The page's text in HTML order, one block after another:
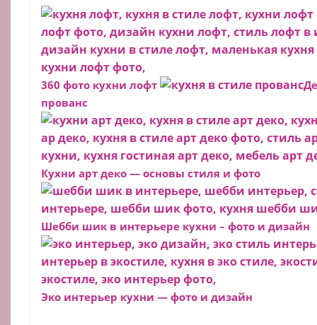
360 фото кухни лофт
прованс
Кухни арт деко — основы стиля и фото
Шебби шик в интерьере кухни – фото и дизайн
Эко интерьер кухни — фото и дизайн